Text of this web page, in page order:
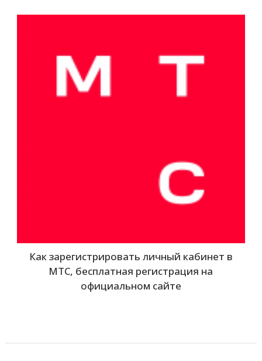
Как зарегистрировать личный кабинет в
МТС, бесплатная регистрация на
официальном сайте